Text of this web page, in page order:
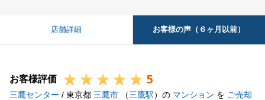
店舗詳細 お客様の声（６ヶ月以前）
お客様評価 5
三鷹センター / 東京都 三鷹市 （三鷹駅）の マンション を ご売却